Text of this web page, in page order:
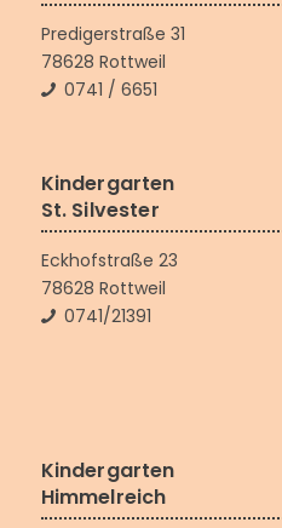
Predigerstraße 31
78628 Rottweil
0741 / 6651
Kindergarten
St. Silvester
Eckhofstraße 23
78628 Rottweil
0741/21391
Kindergarten
Himmelreich